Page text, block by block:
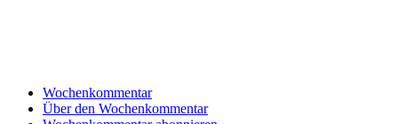
Wochenkommentar
Über den Wochenkommentar